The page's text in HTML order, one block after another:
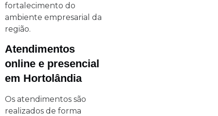
fortalecimento do
ambiente empresarial da
região.
Atendimentos
online e presencial
em Hortolândia
Os atendimentos são
realizados de forma